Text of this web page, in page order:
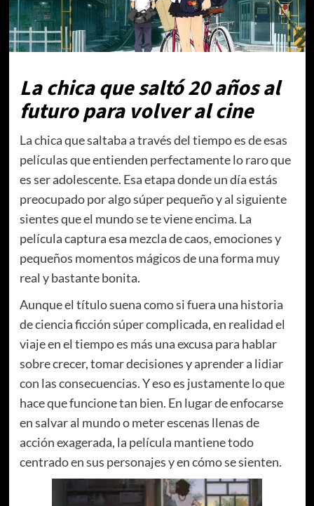
La chica que saltó 20 años al
futuro para volver al cine
La chica que saltaba a través del tiempo es de esas
películas que entienden perfectamente lo raro que
es ser adolescente. Esa etapa donde un día estás
preocupado por algo súper pequeño y al siguiente
sientes que el mundo se te viene encima. La
película captura esa mezcla de caos, emociones y
pequeños momentos mágicos de una forma muy
real y bastante bonita.
Aunque el título suena como si fuera una historia
de ciencia ficción súper complicada, en realidad el
viaje en el tiempo es más una excusa para hablar
sobre crecer, tomar decisiones y aprender a lidiar
con las consecuencias. Y eso es justamente lo que
hace que funcione tan bien. En lugar de enfocarse
en salvar al mundo o meter escenas llenas de
acción exagerada, la película mantiene todo
centrado en sus personajes y en cómo se sienten.